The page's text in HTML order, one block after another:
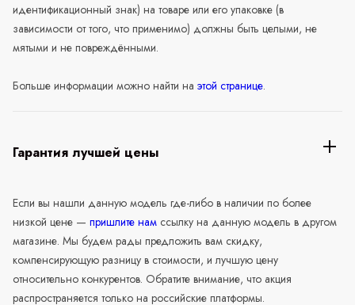
идентификационный знак) на товаре или его упаковке (в
зависимости от того, что применимо) должны быть целыми, не
мятыми и не повреждёнными.
Больше информации можно найти на этой странице.
Гарантия лучшей цены
Если вы нашли данную модель где-либо в наличии по более
низкой цене — пришлите нам ссылку на данную модель в другом
магазине. Мы будем рады предложить вам скидку,
компенсирующую разницу в стоимости, и лучшую цену
относительно конкурентов. Обратите внимание, что акция
распространяется только на российские платформы.